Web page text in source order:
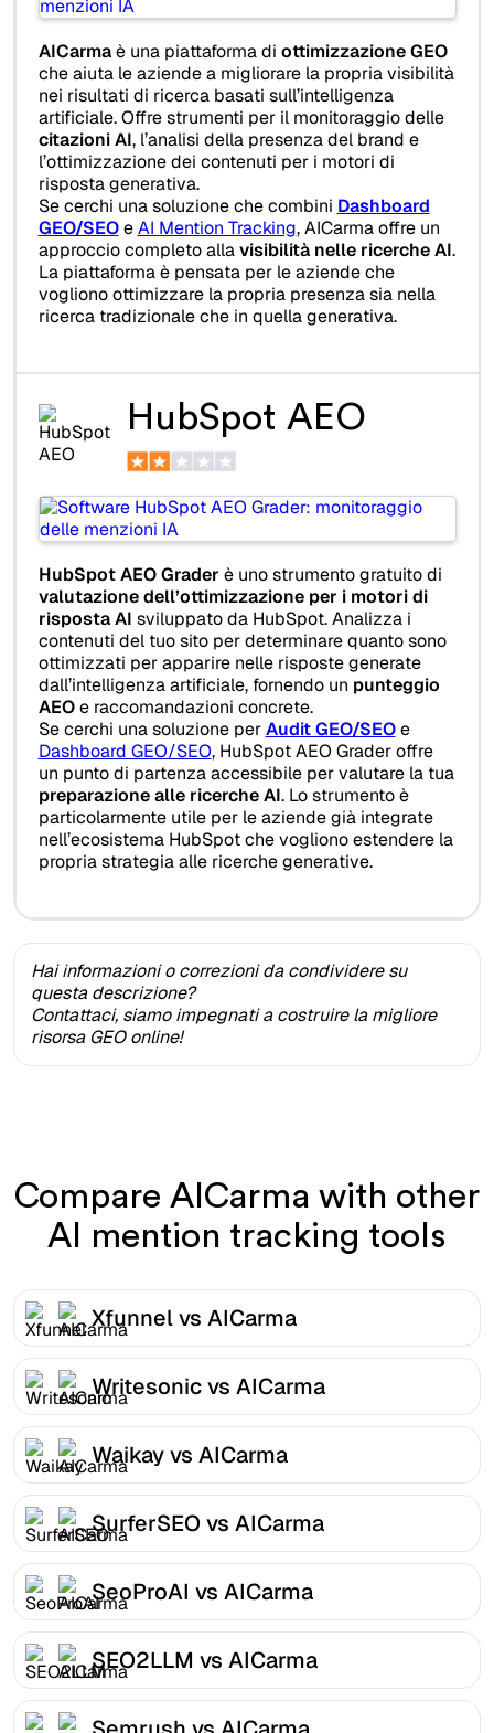
AICarmaè una piattaforma di ottimizzazione GEO
che aiuta le aziende a migliorare la propria visibilità
nei risultati di ricerca basati sull’intelligenza
artificiale. Offre strumenti per il monitoraggio delle
citazioni AI, l’analisi della presenza del brand e
l’ottimizzazione dei contenuti per i motori di
risposta generativa.
Se cerchi una soluzione che combini Dashboard
GEO/SEOeAI Mention Tracking, AICarma offre un
approccio completo allavisibilità nelle ricerche AI.
La piattaforma è pensata per le aziende che
vogliono ottimizzare la propria presenza sia nella
ricerca tradizionale che in quella generativa.
HubSpot AEO
HubSpot AEO Grader è uno strumento gratuito di
valutazione dell’ottimizzazione per i motori di
risposta AI sviluppato da HubSpot. Analizza i
contenuti del tuo sito per determinare quanto sono
ottimizzati per apparire nelle risposte generate
dall’intelligenza artificiale, fornendo un punteggio
AEOe raccomandazioni concrete.
Se cerchi una soluzione perAudit GEO/SEOe
Dashboard GEO/SEO, HubSpot AEO Grader offre
un punto di partenza accessibile per valutare la tua
preparazione alle ricerche AI. Lo strumento è
particolarmente utile per le aziende già integrate
nell’ecosistema HubSpot che vogliono estendere la
propria strategia alle ricerche generative.
Hai informazioni o correzioni da condividere su
questa descrizione?
Contattaci, siamo impegnati a costruire la migliore
risorsa GEO online!
Compare AICarma with other
AI mention tracking tools
Xfunnel vs AICarma
Writesonic vs AICarma
Waikay vs AICarma
SurferSEO vs AICarma
SeoProAI vs AICarma
SEO2LLM vs AICarma